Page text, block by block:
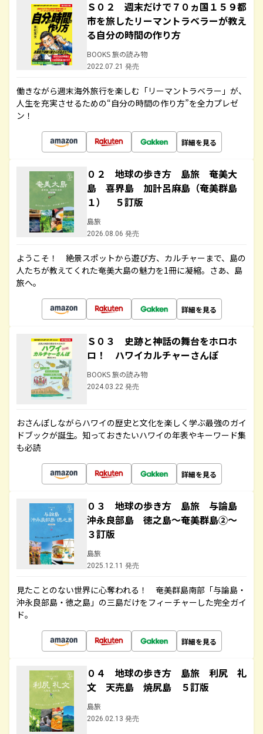
Ｓ０２ 週末だけで７０ヵ国１５９都
市を旅したリーマントラベラーが教え
る自分の時間の作り方
BOOKS 旅の読み物
2022.07.21 発売
働きながら週末海外旅行を楽しむ「リーマントラベラー」が、
人生を充実させるための“自分の時間の作り方”を全力プレゼ
ン！
詳細を見る
０２ 地球の歩き方 島旅 奄美大
島 喜界島 加計呂麻島（奄美群島
１） ５訂版
島旅
2026.08.06 発売
ようこそ！ 絶景スポットから遊び方、カルチャーまで、島の
人たちが教えてくれた奄美大島の魅力を1冊に凝縮。さあ、島
旅へ。
詳細を見る
Ｓ０３ 史跡と神話の舞台をホロホ
ロ！ ハワイカルチャーさんぽ
BOOKS 旅の読み物
2024.03.22 発売
おさんぽしながらハワイの歴史と文化を楽しく学ぶ最強のガイ
ドブックが誕生。知っておきたいハワイの年表やキーワード集
も必読
詳細を見る
０３ 地球の歩き方 島旅 与論島
沖永良部島 徳之島～奄美群島②～
３訂版
島旅
2025.12.11 発売
見たことのない世界に心奪われる！ 奄美群島南部「与論島・
沖永良部島・徳之島」の三島だけをフィーチャーした完全ガイ
ド。
詳細を見る
０４ 地球の歩き方 島旅 利尻 礼
文 天売島 焼尻島 ５訂版
島旅
2026.02.13 発売